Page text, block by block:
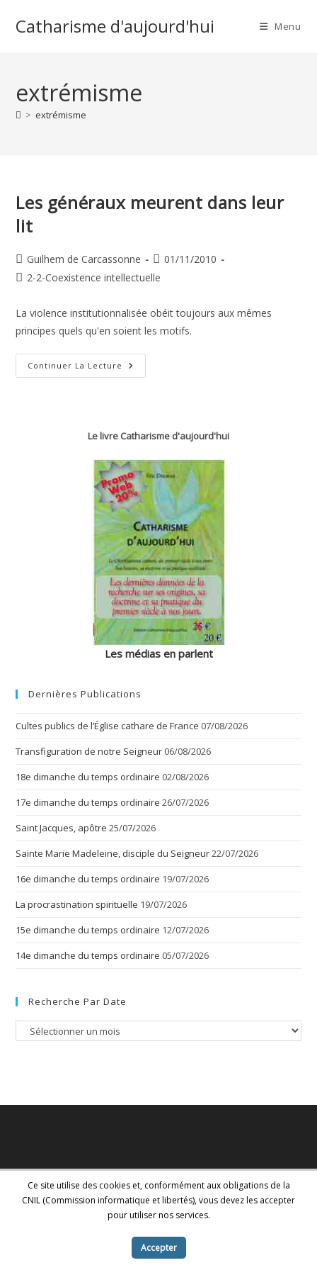
Catharisme d'aujourd'hui Menu
extrémisme
> extrémisme
Les généraux meurent dans leur
lit
Auteur/autrice
de
Guilhem de Carcassonne
Publication
publiée :
01/11/2010
Post2-2-Coexistence intellectuelle
La violence institutionnalisée obéit toujours aux mêmes
principes quels qu'en soient les motifs.
Continuer La Lecture Les
Généraux
Le livre Catharisme d'aujourd'hui
Les médias en parlent
Dernières Publications
Cultes publics de l’Église cathare de France 07/08/2026
Transfiguration de notre Seigneur 06/08/2026
18e dimanche du temps ordinaire 02/08/2026
17e dimanche du temps ordinaire 26/07/2026
Saint Jacques, apôtre 25/07/2026
Sainte Marie Madeleine, disciple du Seigneur22/07/2026
16e dimanche du temps ordinaire 19/07/2026
La procrastination spirituelle 19/07/2026
15e dimanche du temps ordinaire 12/07/2026
14e dimanche du temps ordinaire 05/07/2026
Recherche Par Date
Recherche
Copyright - WordPress Theme by OceanWP
Ce site utilise des cookies et, conformément aux obligations de la
CNIL (Commission informatique et libertés), vous devez les accepter
pour utiliser nos services.
Accepter